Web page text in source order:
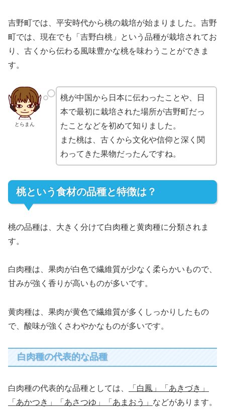
吉野町では、平安時代から桃の栽培が始まりました。吉野
町では、現在でも「吉野白桃」という品種が栽培されてお
り、古くから伝わる風味豊かな桃を味わうことができま
す。
とらまん
桃が中国から日本に伝わったことや、日
本で最初に栽培された場所が吉野町だっ
たことなどを初めて知りました。
また桃は、古くから文化や信仰と深く関
わってきた果物だったんですね。
桃という食材の品種と特徴は？
桃の品種は、大きく分けて白肉種と黄肉種に分類されま
す。
白肉種は、果肉が白色で繊維質が少なく柔らかいもので、
甘みが強く香りが高いものが多いです。
黄肉種は、果肉が黄色で繊維質が多くしっかりしたもの
で、酸味が強くさわやかなものが多いです。
白肉種の代表的な品種
白肉種の代表的な品種としては、
「白鳳」「あきづき」
「あかつき」「あさつゆ」「あまおう」 などがあります。